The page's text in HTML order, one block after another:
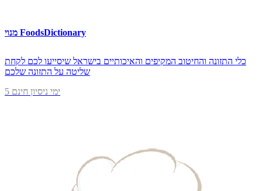
מנוי FoodsDictionary
כלי התזונה והחיטוב המקיפים והאיכותיים בישראל שיסייעו לכם לקחת
שליטה על התזונה שלכם
5 ימי ניסיון חינם